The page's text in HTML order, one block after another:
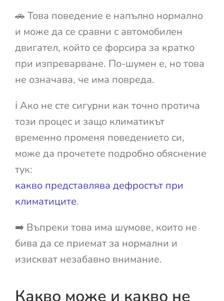
🚗 Това поведение е напълно нормално
и може да се сравни с автомобилен
двигател, който се форсира за кратко
при изпреварване. По-шумен е, но това
не означава, че има повреда.
ℹ️ Ако не сте сигурни как точно протича
този процес и защо климатикът
временно променя поведението си,
може да прочетете подробно обяснение
тук:
какво представлява дефростът при
климатиците.
➡️ Въпреки това има шумове, които не
бива да се приемат за нормални и
изискват незабавно внимание.
Какво може и какво не